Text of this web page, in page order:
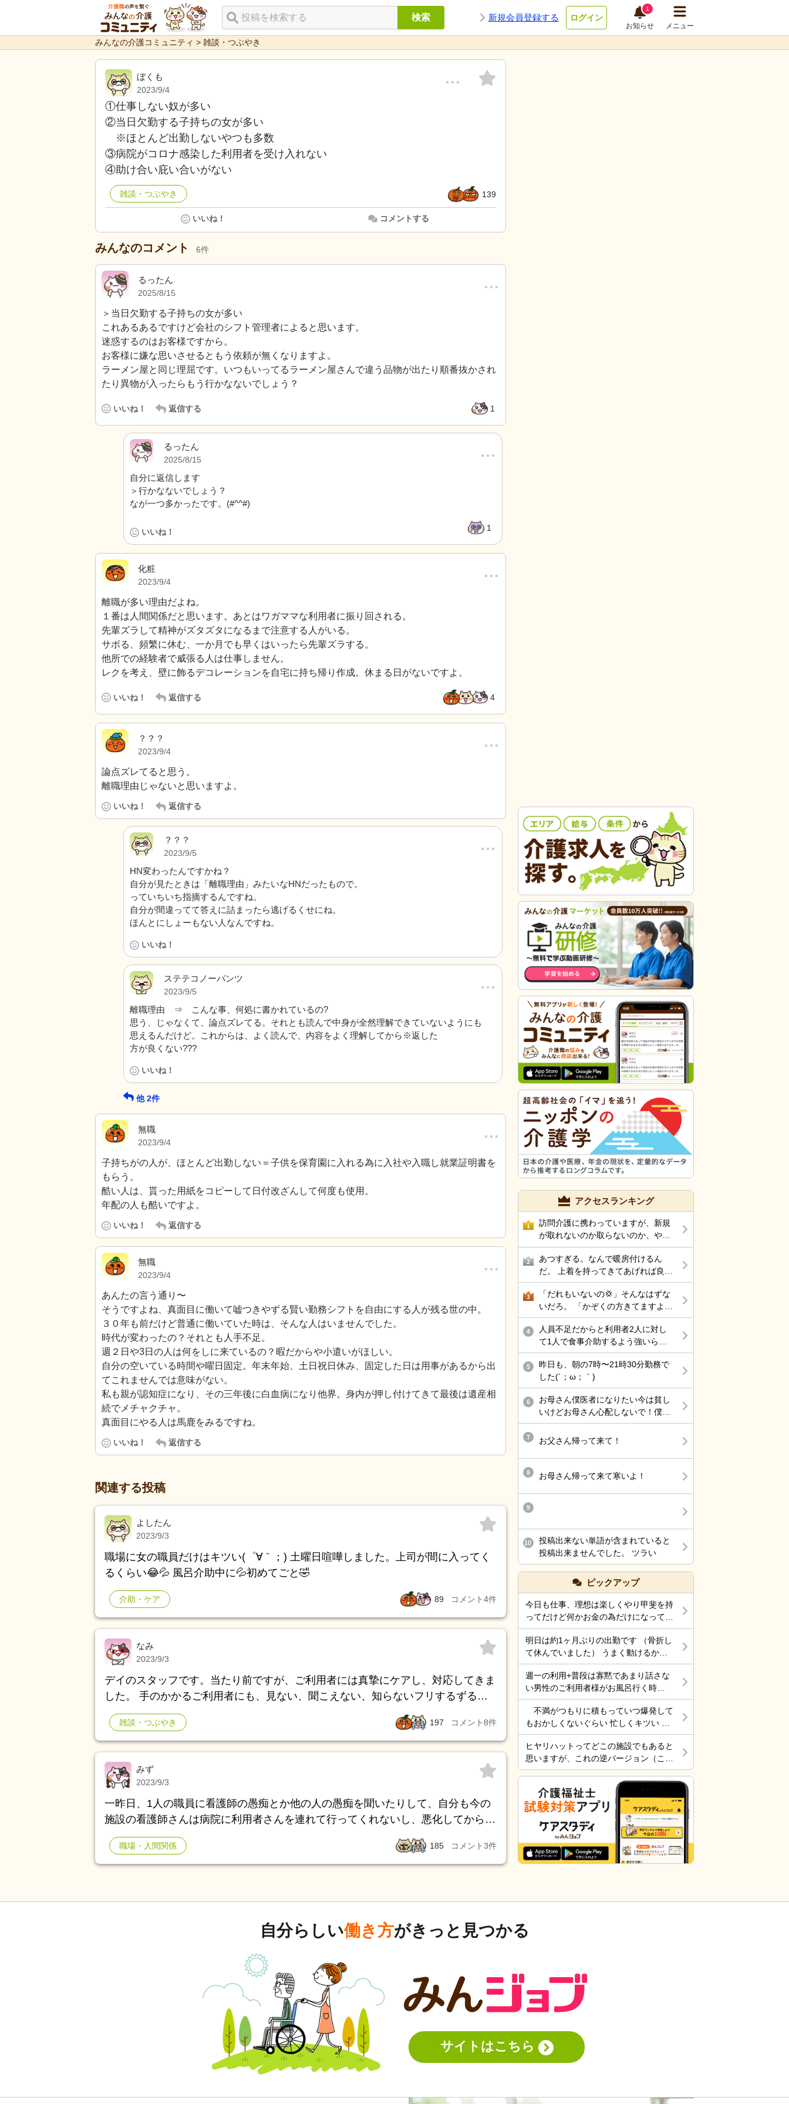
検索 新規会員登録する ログイン
1
お知らせ メニュー
みんなの介護コミュニティ > 雑談・つぶやき
ぼくも
2023/9/4
…
①仕事しない奴が多い
②当日欠勤する子持ちの女が多い
※ほとんど出勤しないやつも多数
③病院がコロナ感染した利用者を受け入れない
④助け合い庇い合いがない
雑談・つぶやき 139
いいね！ コメントする
みんなのコメント 6件
るったん
2025/8/15
…
＞当日欠勤する子持ちの女が多い
これあるあるですけど会社のシフト管理者によると思います。
迷惑するのはお客様ですから。
お客様に嫌な思いさせるともう依頼が無くなりますよ。
ラーメン屋と同じ理屈です。いつもいってるラーメン屋さんで違う品物が出たり順番抜かされ
たり異物が入ったらもう行かなないでしょう？
いいね！ 返信する 1
るったん
2025/8/15 …
自分に返信します
＞行かなないでしょう？
なが一つ多かったです。(#^^#)
いいね！ 1
化粧
2023/9/4
…
離職が多い理由だよね。
１番は人間関係だと思います。あとはワガママな利用者に振り回される。
先輩ズラして精神がズタズタになるまで注意する人がいる。
サボる、頻繁に休む、一か月でも早くはいったら先輩ズラする。
他所での経験者で威張る人は仕事しません。
レクを考え、壁に飾るデコレーションを自宅に持ち帰り作成。休まる日がないですよ。
いいね！ 返信する 4
？？？
2023/9/4
…
論点ズレてると思う。
離職理由じゃないと思いますよ。
いいね！ 返信する
？？？
2023/9/5 …
HN変わったんですかね？
自分が見たときは「離職理由」みたいなHNだったもので。
っていちいち指摘するんですね。
自分が間違ってて答えに詰まったら逃げるくせにね。
ほんとにしょーもない人なんですね。
いいね！
ステテコノーパンツ
2023/9/5 …
離職理由 ⇒ こんな事、何処に書かれているの?
思う、じゃなくて、論点ズレてる。それとも読んで中身が全然理解できていないようにも
思えるんだけど。これからは、よく読んで、内容をよく理解してから※返した
方が良くない???
いいね！
他2件
無職
2023/9/4
…
子持ちがの人が、ほとんど出勤しない＝子供を保育園に入れる為に入社や入職し就業証明書を
もらう。
酷い人は、貰った用紙をコピーして日付改ざんして何度も使用。
年配の人も酷いですよ。
いいね！ 返信する
無職
2023/9/4
…
あんたの言う通り〜
そうですよね、真面目に働いて嘘つきやずる賢い勤務シフトを自由にする人が残る世の中。
３０年も前だけど普通に働いていた時は、そんな人はいませんでした。
時代が変わったの？それとも人手不足。
週２日や3日の人は何をしに来ているの？暇だからや小遣いがほしい。
自分の空いている時間や曜日固定。年末年始、土日祝日休み、固定した日は用事があるから出
てこれませんでは意味がない。
私も親が認知症になり、その三年後に白血病になり他界。身内が押し付けてきて最後は遺産相
続でメチャクチャ。
真面目にやる人は馬鹿をみるですね。
いいね！ 返信する
関連する投稿
よしたん
2023/9/3
職場に女の職員だけはキツい(゜∀｀；) 土曜日喧嘩しました。上司が間に入ってく
るくらい😂💦 風呂介助中に💦初めてごと🤣
介助・ケア 89 コメント4件
なみ
2023/9/3
デイのスタッフです。当たり前ですが、ご利用者には真摯にケアし、対応してきま
した。 手のかかるご利用者にも、見ない、聞こえない、知らないフリするずるい
スタッフをよそに、自社的に対応してきました。しかし先日、デイで人一倍注文が
多く、手のかかる、ご利用者から、公の場で大きな声で叱責を受けました。詳細は
省きますが、私と会話している中で、カチンときたのです。 私は上から目線では
なく、優しく言ったのですが、本人はそこまで呆けていない という怒りでした。
ご利用者に申し訳ない事した と反省したと同時に、以前から、前職員が、このご
利用者の傲慢な自分勝手の性格と言っているなか、、私の中で、「でも、この人は
私には、心許している」はず。という気持ちがありました。その位、ケアさせて頂
いていました。このご利用者から数分後、さっきはごめなさい と謝られてたので
すが、正直微妙な気持ちでした。以降、仕事なので、きちんとやっていますが、気
持ちが全く入らなくなりました。 私が勝手に、このご利用者に良い方に期待して
いた。それだけです。因みに、叱責最中に、割って入らなかった、そばに居たリー
り出来事でした。
雑談・つぶやき 197 コメント8件
みず
2023/9/3
一昨日、1人の職員に看護師の愚痴とか他の人の愚痴を聞いたりして、自分も今の
施設の看護師さんは病院に利用者さんを連れて行ってくれないし、悪化してから動
いたりとか口だけだっりとかで自分も共感する事があったので話しを聞いたり言っ
たりしてましたけど、途中で嫌いな職員はいるの？っと言われたので、この人は嫌
いです。仕事の失敗とか自分もするのに他の人がしたらすごい攻めてきたり裏でそ
だからと言って態度に出さないように、普通に話すようにしてますけど。 その人
すごかったので、だからかぁと思いながら聞いてました。その2個下の子にもよく
その次の日、その2個下が出勤で自分と、愚痴を言ってた人とあと自分と1個下のが
出勤でした、愚痴を言ってた人はその2個下の子が嫌いなので上の階にいたんです
よね、本当は自分が上にいないといけないと決まりはないのですが、自分がいない
といけないところなんですよね、けど自分も気を遣って下の方にずっといてそっち
の仕事を手伝ったりしてたのでほぼ2個下の子と1個下の子いたんですよね。愚痴を
言ってた人が上の階の仕事をしてました。 まぁそしたら帰りその人すっごい不機
嫌で、次の日もいつもはおはよーー！って言って話してくれるんですけど、その日
は、おはよ、5階は変わりないから、、、。とツーンってしてる感じだったので、
職場・人間関係 185 コメント3件
アクセスランキング
1
訪問介護に携わっていますが、新規
が取れないのか取らないのか、やる
気がないのか… 怒りを覚えるほど仕
事がありません。 ケアマネに対して
電話越しで、またお願いします！(新
規依頼)と足を運ばす営業なんて皆無
な上司とサ責のツケがようやく今に
なって回ってきたと思っています。
ますか？
2
あつすぎる。なんで暖房付けるん
だ。 上着を持ってきてあげれば良い
んじゃないの。
3
「だれもいないの💢」そんなはずな
いだろ。 「かぞくの方きてますよ
💢」伝えてもらわなきゃ分からない
だろ。 職員あるあるなんだろうけ
ど、無意味にトゲトゲしてるおばさ
んって何の得があってそうするんだ
ろ。 嫌いだわ〜
4
人員不足だからと利用者2人に対し
て1人で食事介助するよう強いられ
て、その上、他利用者の服薬介助、
動き回る認知症利用者の見守り、声
掛けまでやらされ、最近自分の気持
ちに余裕が持てない。
5
昨日も、朝の7時〜21時30分勤務で
した(´；ω；｀)
6
お母さん僕医者になりたい今は貧し
いけどお母さん心配しないで！僕医
者になるから！
7 お父さん帰って来て！
8 お母さん帰って来て寒いよ！
9
10
投稿出来ない単語が含まれていると
投稿出来ませんでした。 ツラい
ピックアップ
今日も仕事、理想は楽しくやり甲斐を持
ってだけど何かお金の為だけになってま
す。 それでも働くところがあって、生
きていけているのでましなのでしょう
ね。 一番辛いのは、お金がなく職探し
している時だったので今日も頑張ろうと
思う。 それにしても古株は、好き勝手
だから楽しそうです。私も古株の時は、
そこ楽しくやっていました。 転職は後
悔はしていませんが、誰もが上手くいか
ないのは確かですね。 そんなつぶやき
です、では仕事行きます。
明日は約1ヶ月ぶりの出勤です （骨折し
て休んでいました） うまく動けるかな
ぁ～ 行くしかないから考えても無駄だ
けど不安！
週一の利用+普段は寡黙であまり話さな
い男性のご利用者様がお風呂行く時
に”いってらっしゃい！”と声をかけた
ら”一緒に行く？！？”と返してくれた。
そういう想像を上回るようなことがある
からこの仕事って楽しいんだよな。 ま
だ入って4ヶ月弱しか経ってないけど。
不満がつもりに積もっていつ爆発して
もおかしくないぐらい 忙しくキツい 皆
さん休めれてますか?
ヒヤリハットってどこの施設でもあると
思いますが、これの逆バージョン（こう
したらケアが上手くいった的な共有の書
式）ってないですよね。あったらいいケ
アを共有できると思いますがいかがでし
ょうか。 上手くいかないことや、事故
未遂記録ばかりって、すごくネガティブ
だと個人的に思います。また、介護の世
界って「できて当たり前」的な思考が強
いと思います。あと変に職人みたいな考
自分らしい働き方がきっと見つかる
サイトはこちら